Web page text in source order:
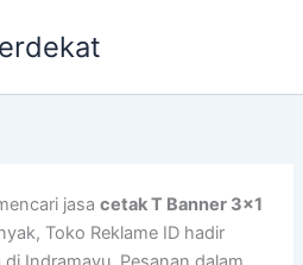
jasacetak T Banner 3×1
Toko Reklame ID hadir